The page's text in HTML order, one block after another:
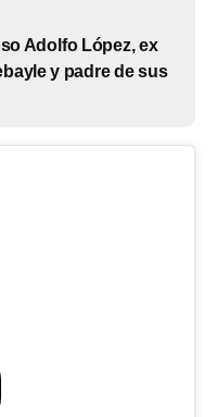
Adolfo López, ex
y padre de sus